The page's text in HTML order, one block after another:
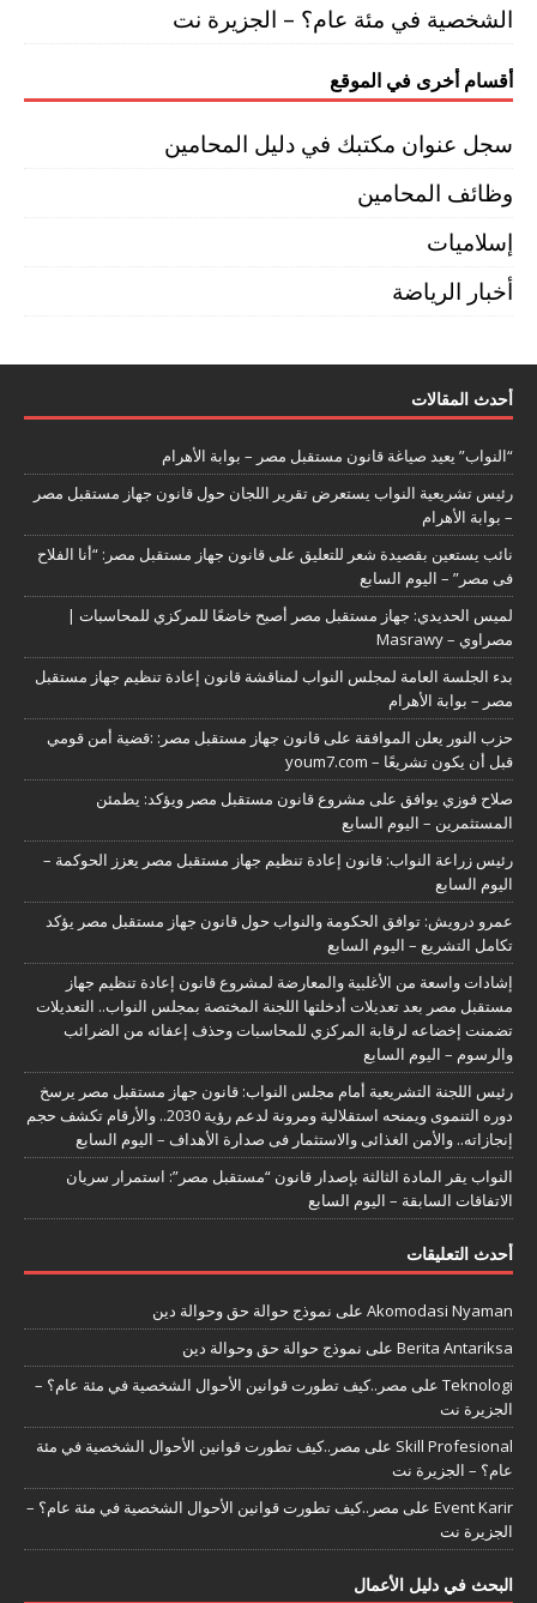
الشخصية في مئة عام؟ – الجزيرة نت
أقسام أخرى في الموقع
سجل عنوان مكتبك في دليل المحامين
وظائف المحامين
إسلاميات
أخبار الرياضة
أحدث المقالات
“النواب” يعيد صياغة قانون مستقبل مصر – بوابة الأهرام
رئيس تشريعية النواب يستعرض تقرير اللجان حول قانون جهاز مستقبل مصر
– بوابة الأهرام
نائب يستعين بقصيدة شعر للتعليق على قانون جهاز مستقبل مصر: “أنا الفلاح
فى مصر” – اليوم السابع
لميس الحديدي: جهاز مستقبل مصر أصبح خاضعًا للمركزي للمحاسبات |
مصراوي – Masrawy
بدء الجلسة العامة لمجلس النواب لمناقشة قانون إعادة تنظيم جهاز مستقبل
مصر – بوابة الأهرام
حزب النور يعلن الموافقة على قانون جهاز مستقبل مصر: :قضية أمن قومي
قبل أن يكون تشريعًا – youm7.com
صلاح فوزي يوافق على مشروع قانون مستقبل مصر ويؤكد: يطمئن
المستثمرين – اليوم السابع
رئيس زراعة النواب: قانون إعادة تنظيم جهاز مستقبل مصر يعزز الحوكمة –
اليوم السابع
عمرو درويش: توافق الحكومة والنواب حول قانون جهاز مستقبل مصر يؤكد
تكامل التشريع – اليوم السابع
إشادات واسعة من الأغلبية والمعارضة لمشروع قانون إعادة تنظيم جهاز
مستقبل مصر بعد تعديلات أدخلتها اللجنة المختصة بمجلس النواب.. التعديلات
تضمنت إخضاعه لرقابة المركزي للمحاسبات وحذف إعفائه من الضرائب
والرسوم – اليوم السابع
رئيس اللجنة التشريعية أمام مجلس النواب: قانون جهاز مستقبل مصر يرسخ
دوره التنموى ويمنحه استقلالية ومرونة لدعم رؤية 2030.. والأرقام تكشف حجم
إنجازاته.. والأمن الغذائى والاستثمار فى صدارة الأهداف – اليوم السابع
النواب يقر المادة الثالثة بإصدار قانون “مستقبل مصر”: استمرار سريان
الاتفاقات السابقة – اليوم السابع
أحدث التعليقات
Akomodasi Nyaman على نموذج حوالة حق وحوالة دين
Berita Antariksa على نموذج حوالة حق وحوالة دين
Teknologi على مصر..كيف تطورت قوانين الأحوال الشخصية في مئة عام؟ –
الجزيرة نت
Skill Profesional على مصر..كيف تطورت قوانين الأحوال الشخصية في مئة
عام؟ – الجزيرة نت
Event Karir على مصر..كيف تطورت قوانين الأحوال الشخصية في مئة عام؟ –
الجزيرة نت
البحث في دليل الأعمال